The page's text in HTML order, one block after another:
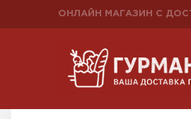
ОНЛАЙН МАГАЗИН С